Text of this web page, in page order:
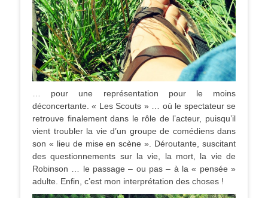
… pour une représentation pour le moins
déconcertante. « Les Scouts » … où le spectateur se
retrouve finalement dans le rôle de l’acteur, puisqu’il
vient troubler la vie d’un groupe de comédiens dans
son « lieu de mise en scène ». Déroutante, suscitant
des questionnements sur la vie, la mort, la vie de
Robinson … le passage – ou pas – à la « pensée »
adulte. Enfin, c’est mon interprétation des choses !